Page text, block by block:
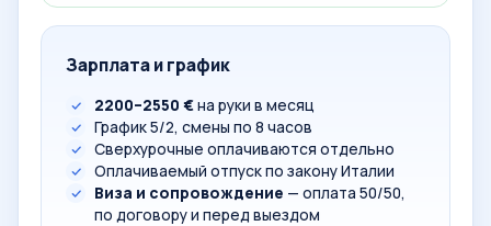
Зарплата и график
2200–2550 €на руки в месяц
График 5/2, смены по 8 часов
Сверхурочные оплачиваются отдельно
Оплачиваемый отпуск по закону Италии
Виза и сопровождение — оплата 50/50,
по договору и перед выездом